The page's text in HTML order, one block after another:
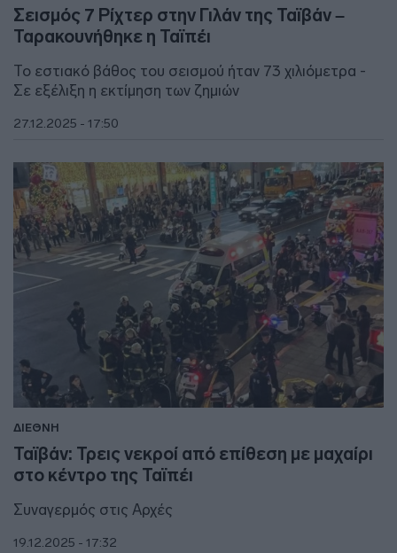
Σεισμός 7 Ρίχτερ στην Γιλάν της Ταϊβάν –
Ταρακουνήθηκε η Ταϊπέι
Το εστιακό βάθος του σεισμού ήταν 73 χιλιόμετρα -
Σε εξέλιξη η εκτίμηση των ζημιών
27.12.2025 - 17:50
ΔΙΕΘΝΗ
Ταϊβάν: Τρεις νεκροί από επίθεση με μαχαίρι
στο κέντρο της Ταϊπέι
Συναγερμός στις Αρχές
19.12.2025 - 17:32